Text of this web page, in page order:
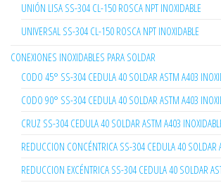
UNIÓN LISA SS-304 CL-150 ROSCA NPT INOXIDABLE
UNIVERSAL SS-304 CL-150 ROSCA NPT INOXIDABLE
CONEXIONES INOXIDABLES PARA SOLDAR
CODO 45° SS-304 CEDULA 40 SOLDAR ASTM A403
CODO 90° SS-304 CEDULA 40 SOLDAR ASTM A403
CRUZ SS-304 CEDULA 40 SOLDAR ASTM A403
REDUCCION CONCÉNTRICA SS-304 CEDULA 40 SOLDAR
REDUCCION EXCÉNTRICA SS-304 CEDULA 40 SOLDAR